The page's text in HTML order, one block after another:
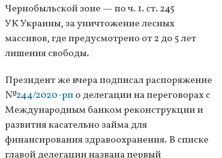
Чернобыльской зоне — по ч. 1. ст. 245
УК Украины, за уничтожение лесных
массивов, где предусмотрено от 2 до 5 лет
лишения свободы.
Президент же вчера подписал распоряжение
№244/2020-рпо делегации на переговорах с
Международным банком реконструкции и
развития касательно займа для
финансирования здравоохранения. В списке
главой делегации названа первый